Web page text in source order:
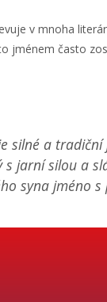
v mnoha
jménem často
silné a
s jarní silou a
syna jméno